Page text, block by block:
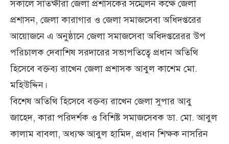
সকালে সাতক্ষীরা জেলা প্রশাসকের সম্মেলন কক্ষে জেলা
প্রশাসন, জেলা কারাগার ও জেলা সমাজসেবা অধিদপ্তরের
আয়োজনে এ অনুষ্ঠানে জেলা সমাজসেবা অধিদপ্তরেরর উপ
পরিচালক দেবাশিষ সরদারের সভাপতিত্বে প্রধান অতিথি
হিসেবে বক্তব্য রাখেন জেলা প্রশাসক আবুল কাশেম মো.
মহিউদ্দিন।
বিশেষ অতিথি হিসেবে বক্তব্য রাখেন জেলা সুপার আবু
জাহেদ, কারা পরিদর্শক ও বিশিষ্ট সমাজসেবক ডা. মো. আবুল
কালাম বাবলা, অধ্যক্ষ আবুল হামিদ, প্রধান শিক্ষক নাসরিন